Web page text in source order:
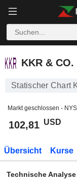
KKR & CO. INC.
KKR & CO.
Statischer Chart
Markt geschlossen -
102,81 USD
Übersicht Kurse
Technische Analyse